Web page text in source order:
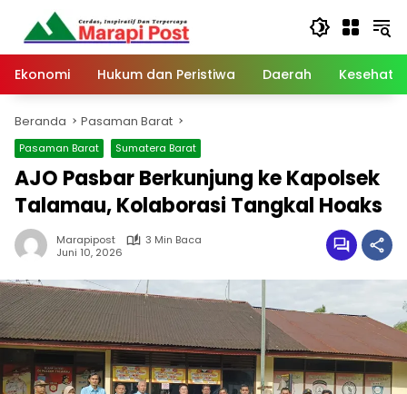
Langsung
konten
Ekonomi
Hukum dan Peristiwa Daerah
Beranda Pasaman Barat
Pasaman Barat Sumatera Barat
AJO Pasbar Berkunjung ke Kapolsek
Talamau, Kolaborasi Tangkal Hoaks
Marapipost
3 Min Baca
Juni 10, 2026